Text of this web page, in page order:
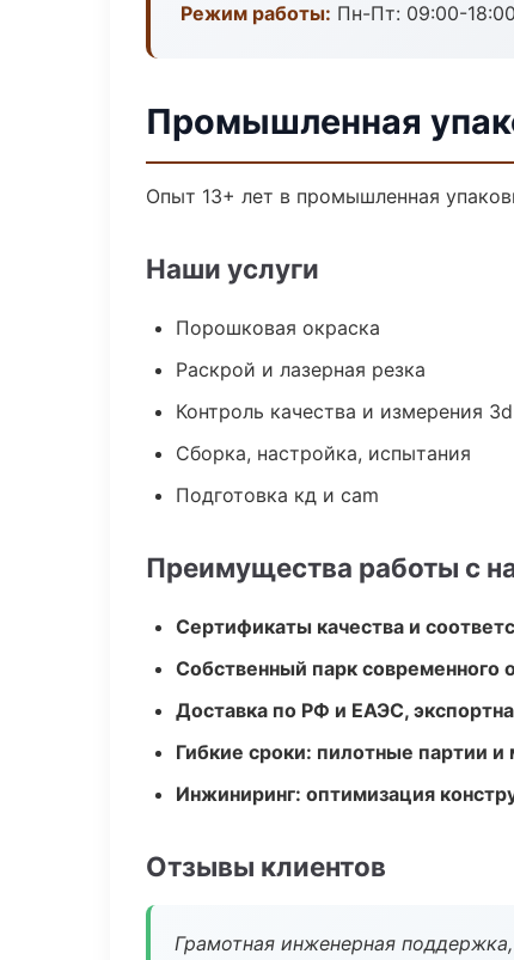
Режим работы: Пн-Пт: 09:00-
Промышленная
Опыт 13+ лет в промышленная
Наши услуги
Порошковая окраска
Раскрой и лазерная резка
Контроль качества и измерения 3d
Сборка, настройка, испытания
Подготовка кд и cam
Преимущества работы с
Сертификаты качества и
Собственный парк современного
Доставка по РФ и ЕАЭС,
Гибкие сроки: пилотные партии и
Инжиниринг: оптимизация
Отзывы клиентов
Грамотная инженерная